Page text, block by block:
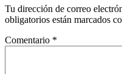
Tu dirección de correo
obligatorios están marcados
Comentario *